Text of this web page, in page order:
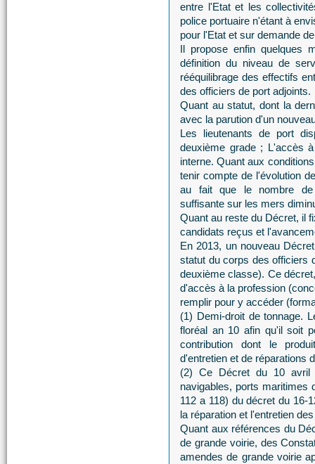
entre l'Etat et les
police portuaire n'étant à
pour l'Etat et sur demande
Il propose enfin quelques
définition du niveau de
rééquilibrage des effectifs
des officiers de port adjoints.
Quant au statut, dont la
avec la parution d'un
Les lieutenants de port
deuxième grade ; L'accès
interne. Quant aux
tenir compte de l'évolution
au fait que le nombre de
suffisante sur les mers
Quant au reste du Décret, il
candidats reçus et
En 2013, un nouveau
statut du corps des officiers
deuxième classe). Ce
d'accès à la profession
remplir pour y accéder
(1) Demi-droit de tonnage.
floréal an 10 afin qu'il soit
contribution dont le
d'entretien et de réparations
(2) Ce Décret du 10 avril
navigables, ports maritimes
112 a 118) du décret du 16-
la réparation et l'entretien
Quant aux références du
de grande voirie, des
amendes de grande voirie